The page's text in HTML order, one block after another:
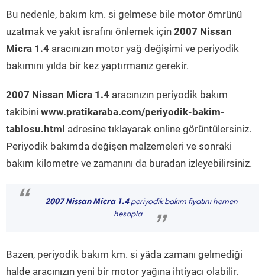
Bu nedenle, bakım km. si gelmese bile motor ömrünü
uzatmak ve yakıt israfını önlemek için 2007 Nissan
Micra 1.4 aracınızın motor yağ değişimi ve periyodik
bakımını yılda bir kez yaptırmanız gerekir.
2007 Nissan Micra 1.4 aracınızın periyodik bakım
takibini www.pratikaraba.com/periyodik-bakim-
tablosu.html adresine tıklayarak online görüntülersiniz.
Periyodik bakımda değişen malzemeleri ve sonraki
bakım kilometre ve zamanını da buradan izleyebilirsiniz.
“ 2007 Nissan Micra 1.4periyodik bakım fiyatını hemen
hesapla
”
Bazen, periyodik bakım km. si yâda zamanı gelmediği
halde aracınızın yeni bir motor yağına ihtiyacı olabilir.